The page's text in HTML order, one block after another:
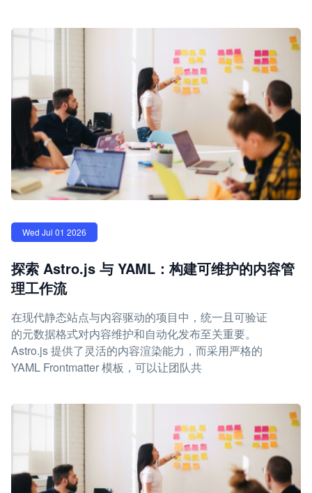
Wed Jul 01 2026
探索 Astro.js 与 YAML：构建可维护的内容管
理工作流
在现代静态站点与内容驱动的项目中，统一且可验证
的元数据格式对内容维护和自动化发布至关重要。
Astro.js 提供了灵活的内容渲染能力，而采用严格的
YAML Frontmatter 模板，可以让团队共